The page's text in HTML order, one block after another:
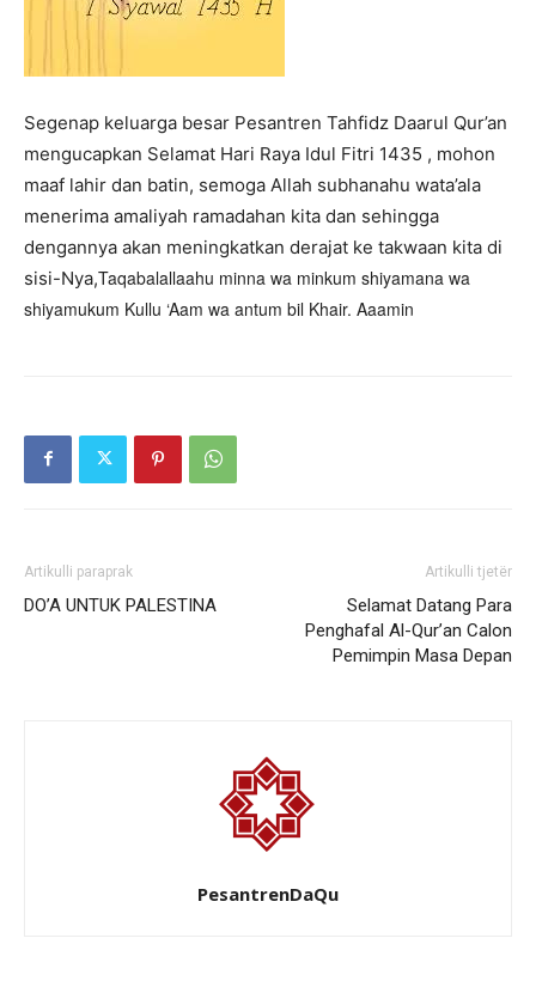
Segenap keluarga besar Pesantren Tahfidz Daarul Qur’an
mengucapkan Selamat Hari Raya Idul Fitri 1435 , mohon
maaf lahir dan batin, semoga Allah subhanahu wata’ala
menerima amaliyah ramadahan kita dan sehingga
dengannya akan meningkatkan derajat ke takwaan kita di
sisi-Nya,Taqabalallaahu minna wa minkum shiyamana wa
shiyamukum Kullu ‘Aam wa antum bil Khair. Aaamin
Artikulli paraprak
DO’A UNTUK PALESTINA
Artikulli tjetër
Selamat Datang Para
Penghafal Al-Qur’an Calon
Pemimpin Masa Depan
PesantrenDaQu